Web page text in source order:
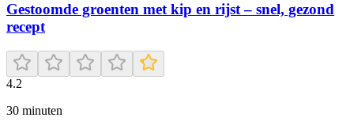
Gestoomde groenten met kip en rijst – snel, gezond
recept
4.2
30 minuten